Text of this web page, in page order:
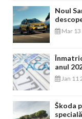
Noul
Mar
anul
Jan 11
Škoda